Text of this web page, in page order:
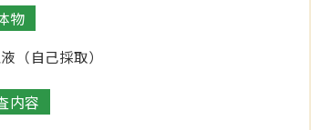
物
（自己採取）
内容